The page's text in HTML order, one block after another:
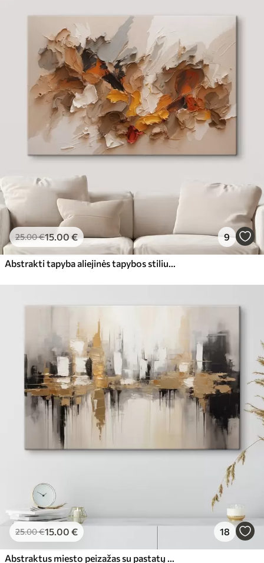
25.00€15.00€ 9
Abstrakti tapyba aliejinės tapybos stiliumi
25.00€15.00 € 18
Abstraktus miesto peizažas su pastatų atspindžiais vandenyje, sukurtas neutraliais tonais su šiltų atspalvių akcentais